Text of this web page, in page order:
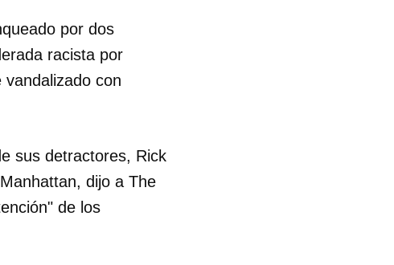
por dos
racista por
con
sus detractores, Rick
dijo a The
de los